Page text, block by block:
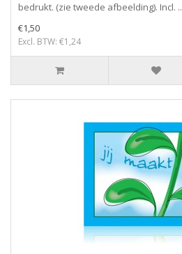
bedrukt. (zie tweede afbeelding). Incl. ..
€1,50
Excl. BTW: €1,24